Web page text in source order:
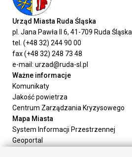
Urząd Miasta Ruda Śląska
pl. Jana Pawła II 6, 41-709 Ruda Śląska
tel. (+48 32) 244 90 00
fax (+48 32) 248 73 48
e-mail: urzad@ruda-sl.pl
Ważne informacje
Komunikaty
Jakość powietrza
Centrum Zarządzania Kryzysowego
Mapa Miasta
System Informacji Przestrzennej
Geoportal